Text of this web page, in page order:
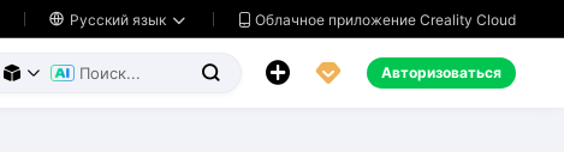
 Русский язык   Облачное приложение Creality Cloud
     Авторизоваться